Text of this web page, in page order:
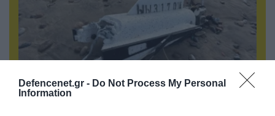
Defencenet.gr - Do Not Process My Personal
Information
09.08.2026 | 12:02